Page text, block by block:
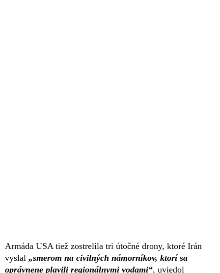
Armáda USA tiež zostrelila tri útočné drony, ktoré Irán
vyslal „smerom na civilných námorníkov, ktorí sa
oprávnene plavili regionálnymi vodami“, uviedol